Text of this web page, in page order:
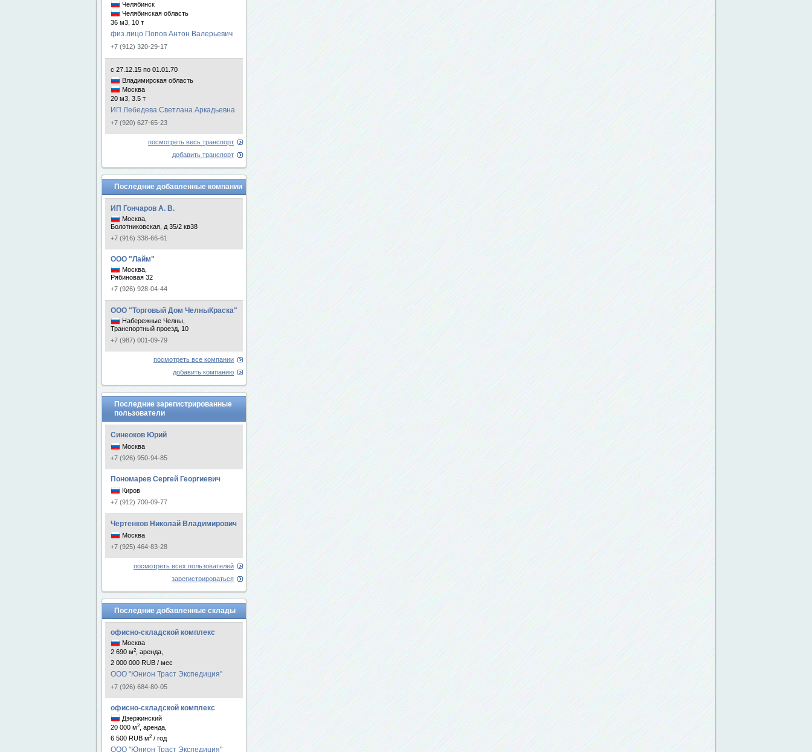
Челябинск
Челябинская область
36 м3, 10 т
физ.лицо Попов Антон Валерьевич
+7 (912) 320-29-17
с 27.12.15 по 01.01.70
Владимирская область
Москва
20 м3, 3.5 т
ИП Лебедева Светлана Аркадьевна
+7 (920) 627-65-23
посмотреть весь транспорт
добавить транспорт
Последние добавленные компании
ИП Гончаров А. В.
Москва,
Болотниковская, д 35/2 кв38
+7 (916) 338-66-61
ООО "Лайм"
Москва,
Рябиновая 32
+7 (926) 928-04-44
ООО "Торговый Дом ЧелныКраска"
Набережные Челны,
Транспортный проезд, 10
+7 (987) 001-09-79
посмотреть все компании
добавить компанию
Последние зарегистрированные
пользователи
Синеоков Юрий
Москва
+7 (926) 950-94-85
Пономарев Сергей Георгиевич
Киров
+7 (912) 700-09-77
Чертенков Николай Владимирович
Москва
+7 (925) 464-83-28
посмотреть всех пользователей
зарегистрироваться
Последние добавленные склады
офисно-складской комплекс
Москва
2 690 м2
, аренда,
2 000 000 RUB / мес
ООО "Юнион Траст Экспедиция"
+7 (926) 684-80-05
офисно-складской комплекс
Дзержинский
20 000 м2
, аренда,
6 500 RUB м2 / год
ООО "Юнион Траст Экспедиция"